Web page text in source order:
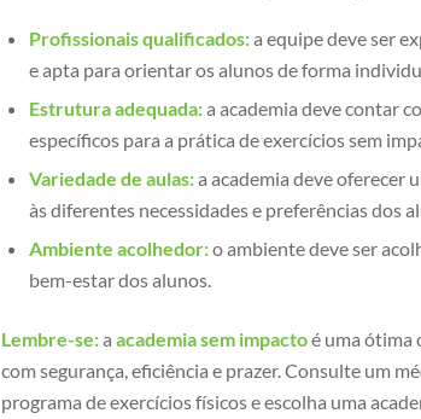
Profissionais qualificados:a equipe deve ser
e apta para orientar os alunos de forma
Estrutura adequada:a academia deve contar
específicos para a prática de exercícios sem
Variedade de aulas:a academia deve oferecer
às diferentes necessidades e preferências dos
Ambiente acolhedor:o ambiente deve ser
bem-estar dos alunos.
Lembre-se:aacademia sem impactoé uma ótima
com segurança, eficiência e prazer. Consulte um
programa de exercícios físicos e escolha uma